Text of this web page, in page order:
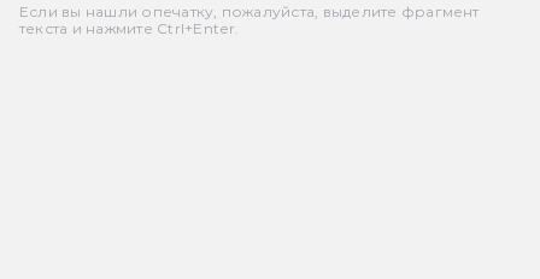
Если вы нашли опечатку, пожалуйста, выделите фрагмент
текста и нажмите Ctrl+Enter.